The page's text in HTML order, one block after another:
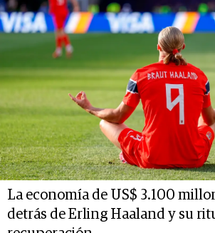
La economía de US$ 3.100
detrás de Erling Haaland y su